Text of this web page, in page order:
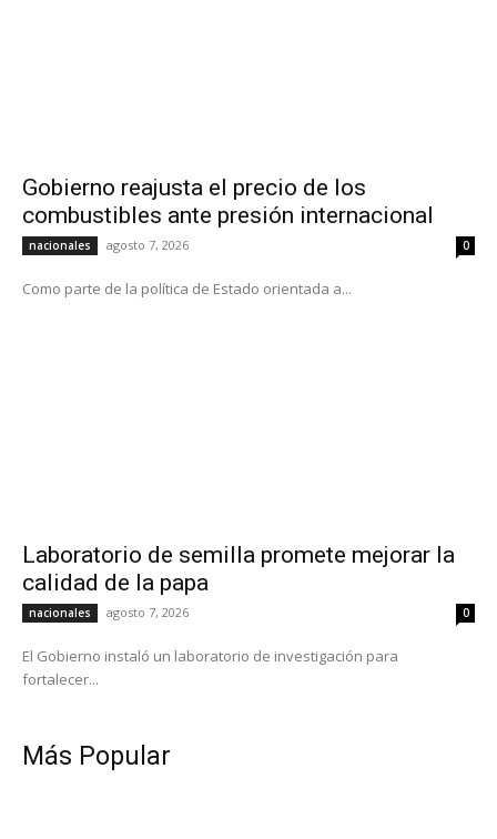
Gobierno reajusta el precio de los
combustibles ante presión internacional
nacionales agosto 7, 2026 0
Como parte de la política de Estado orientada a...
Laboratorio de semilla promete mejorar la
calidad de la papa
nacionales agosto 7, 2026 0
El Gobierno instaló un laboratorio de investigación para
fortalecer...
Más Popular